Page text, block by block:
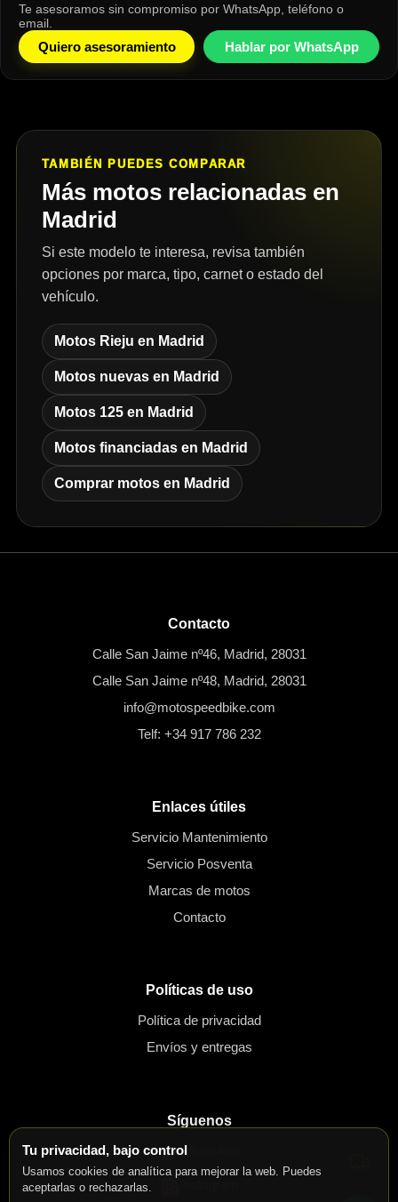
Tu privacidad, bajo control
Usamos cookies de analítica para mejorar la web. Puedes
aceptarlas o rechazarlas.
Te asesoramos sin compromiso por WhatsApp, teléfono o
email.
Quiero asesoramiento Hablar por WhatsApp
TAMBIÉN PUEDES COMPARAR
Más motos relacionadas en
Madrid
Si este modelo te interesa, revisa también
opciones por marca, tipo, carnet o estado del
vehículo.
Motos Rieju en Madrid
Motos nuevas en Madrid
Motos 125 en Madrid
Motos financiadas en Madrid
Comprar motos en Madrid
Contacto
Calle San Jaime nº46, Madrid, 28031
Calle San Jaime nº48, Madrid, 28031
info@motospeedbike.com
Telf: +34 917 786 232
Enlaces útiles
Servicio Mantenimiento
Servicio Posventa
Marcas de motos
Contacto
Políticas de uso
Política de privacidad
Envíos y entregas
Síguenos
WhatsApp